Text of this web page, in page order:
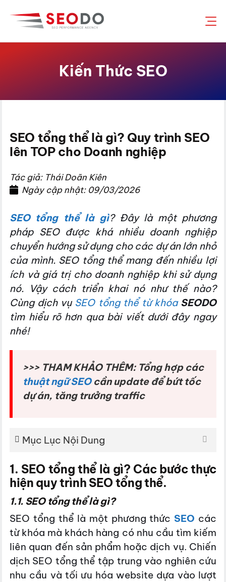
đến
Kiến Thức SEO
SEO tổng thể là gì? Quy trình SEO
lên TOP cho Doanh nghiệp
Tác giả: Thái Doãn Kiên
Ngày cập nhật: 09/03/2026
SEO tổng thể là gì? Đây là một phương
pháp SEO được khá nhiều doanh nghiệp
chuyển hướng sử dụng cho các dự án lớn nhỏ
của mình. SEO tổng thể mang đến nhiều lợi
ích và giá trị cho doanh nghiệp khi sử dụng
nó. Vậy cách triển khai nó như thế nào?
Cùng dịch vụ SEO tổng thể từ khóa SEODO
tìm hiểu rõ hơn qua bài viết dưới đây ngay
nhé!
>>> THAM KHẢO THÊM: Tổng hợp các
thuật ngữ SEOcần update để bứt tốc
dự án, tăng trưởng traffic
Mục Lục Nội Dung
1. SEO tổng thể là gì? Các bước thực
hiện quy trình SEO tổng thể.
1.1. SEO tổng thể là gì?
SEO tổng thể là một phương thức SEO các
từ khóa mà khách hàng có nhu cầu tìm kiếm
liên quan đến sản phẩm hoặc dịch vụ. Chiến
dịch SEO tổng thể tập trung vào nghiên cứu
nhu cầu và tối ưu hóa website dựa vào lượt